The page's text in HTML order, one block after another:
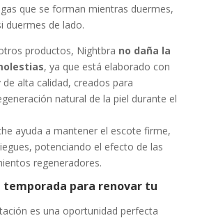
que se forman mientras duermes,
duermes de lado.
productos, Nightbra no daña la
, ya que está elaborado con
alta calidad, creados para
natural de la piel durante el
ayuda a mantener el escote firme,
potenciando el efecto de las
regeneradores.
temporada para renovar tu
es una oportunidad perfecta